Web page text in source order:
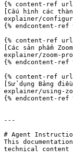
{% content-ref
[Cấu hình các
explainer/
{% endcontent-ref
{% content-ref
[Các sản phẩm
explainer/zoom-
{% endcontent-ref
{% content-ref
[Sử dụng Bảng
explainer/using-
{% endcontent-ref
---
# Agent
This
technical content